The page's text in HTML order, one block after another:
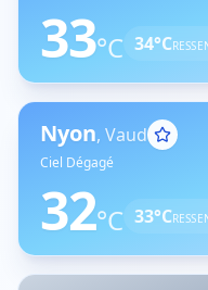
33°C 34°C
Nyon, Vaud
Ciel Dégagé
32°C 33°C